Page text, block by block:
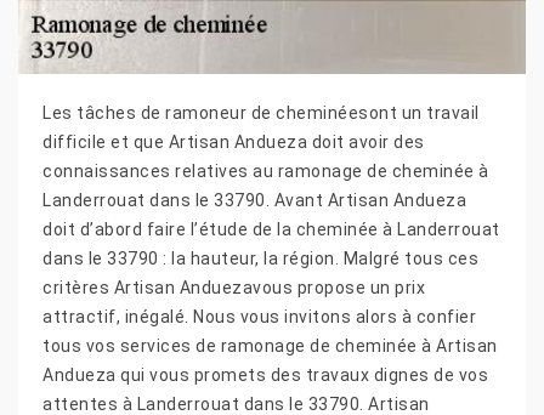
Les tâches de ramoneur de cheminéesont un travail
difficile et que Artisan Andueza doit avoir des
connaissances relatives au ramonage de cheminée à
Landerrouat dans le 33790. Avant Artisan Andueza
doit d’abord faire l’étude de la cheminée à Landerrouat
dans le 33790 : la hauteur, la région. Malgré tous ces
critères Artisan Anduezavous propose un prix
attractif, inégalé. Nous vous invitons alors à confier
tous vos services de ramonage de cheminée à Artisan
Andueza qui vous promets des travaux dignes de vos
attentes à Landerrouat dans le 33790. Artisan